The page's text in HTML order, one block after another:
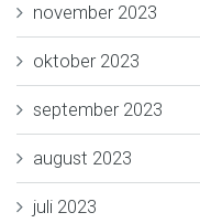
november 2023
oktober 2023
september 2023
august 2023
juli 2023